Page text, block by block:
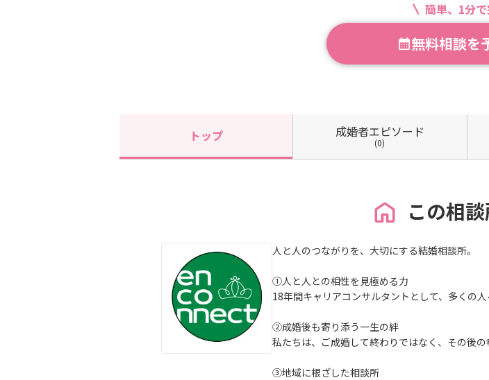
簡単、1分
無料相談を
トップ 成婚者エピソード
(0)
この相
人と人のつながりを、大切にする結婚相談所。
①人と人との相性を見極める力
18年間キャリアコンサルタントとして、多くの
②成婚後も寄り添う一生の絆
私たちは、ご成婚して終わりではなく、その後
③地域に根ざした相談所